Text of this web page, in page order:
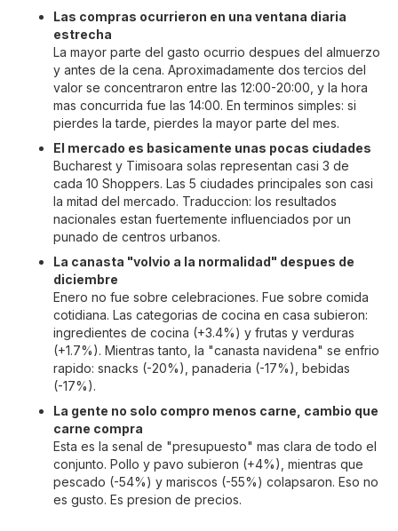
Las compras ocurrieron en una ventana diaria
estrecha
La mayor parte del gasto ocurrio despues del almuerzo
y antes de la cena. Aproximadamente dos tercios del
valor se concentraron entre las 12:00-20:00, y la hora
mas concurrida fue las 14:00. En terminos simples: si
pierdes la tarde, pierdes la mayor parte del mes.
El mercado es basicamente unas pocas ciudades
Bucharest y Timisoara solas representan casi 3 de
cada 10 Shoppers. Las 5 ciudades principales son casi
la mitad del mercado. Traduccion: los resultados
nacionales estan fuertemente influenciados por un
punado de centros urbanos.
La canasta "volvio a la normalidad" despues de
diciembre
Enero no fue sobre celebraciones. Fue sobre comida
cotidiana. Las categorias de cocina en casa subieron:
ingredientes de cocina (+3.4%) y frutas y verduras
(+1.7%). Mientras tanto, la "canasta navidena" se enfrio
rapido: snacks (-20%), panaderia (-17%), bebidas
(-17%).
La gente no solo compro menos carne, cambio que
carne compra
Esta es la senal de "presupuesto" mas clara de todo el
conjunto. Pollo y pavo subieron (+4%), mientras que
pescado (-54%) y mariscos (-55%) colapsaron. Eso no
es gusto. Es presion de precios.